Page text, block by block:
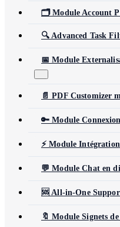
🗂️ Module Account
🔍 Advanced Task
📅 Module
📄 PDF Customizer
🔑 Module
⚡ Module
💬 Module Chat en
🆘 All-in-One
🔖 Module Signets